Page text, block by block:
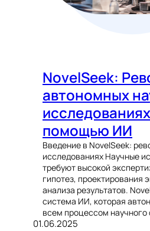
NovelSeek:
автономных
помощью ИИ
Введение в NovelSeek:
исследованиях Научные
требуют высокой
гипотез, проектирования
анализа результатов.
система ИИ, которая
всем процессом научного
01.06.2025